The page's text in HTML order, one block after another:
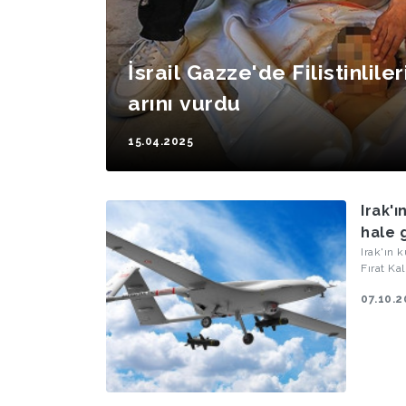
İsrail Gazze'de
arını vurdu
15.04.2025
hale
Irak'ın
Fırat